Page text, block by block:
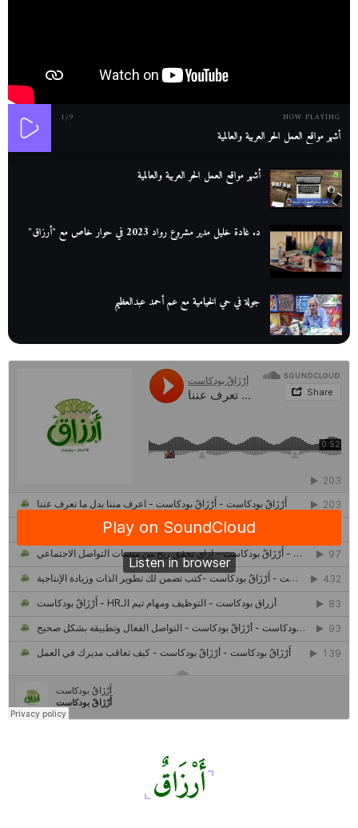
NOW PLAYING
1/9
أشهر مواقع العمل الحر العربية والعالمية
أشهر مواقع العمل الحر العربية والعالمية
د. غادة خليل مدير مشروع رواد 2023 في حوار خاص مع "أرزاق"
جولة في حي الخيامية مع عم أحمد عبدالعظيم
عم عوض| قصة كفاح بائع كتب تبدأ بالأُمية
أقدم مطحن بن في مصر| يكشف لنا أسرار صناعة البن
حصاد 2022 لمشروع "رواد 2030″
كل ما تريد معرفته عن مشروع "رواد 2030″
مركز جروان للثقافة والفنون | نموذج المركز القروي الريادي في الثقافة
أَرْزَاقٌ